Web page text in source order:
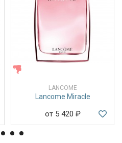
LANCOME
Lancome Miracle
от 5 420 ₽